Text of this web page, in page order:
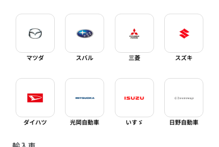
マツダ スバル 三菱 スズキ
ダイハツ 光岡自動車 いすゞ 日野自動車